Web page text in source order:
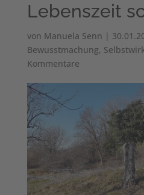
Lebenszeit
von Manuela Senn |
Bewusstmachung,
Kommentare